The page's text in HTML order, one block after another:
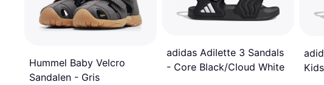
Hummel Baby Velcro
Sandalen - Gris
adidas Adilette 3 Sandals
- Core Black/Cloud White